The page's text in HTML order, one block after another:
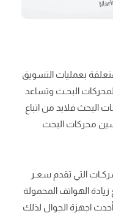
بعمليات التسويق
البحـث وتساعد
البحث فلابد من اتباع
محركات البحث
التي تقدم سعـر
الهواتف المحمولة
اجهزة الجوال لذلك